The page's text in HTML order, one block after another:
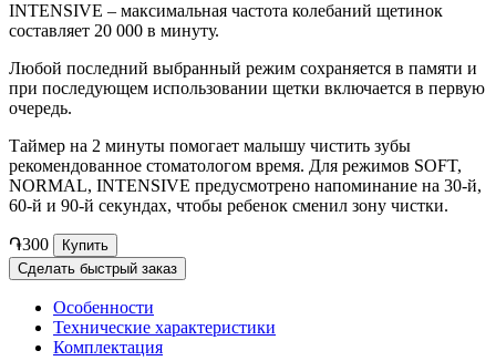
INTENSIVE – максимальная частота колебаний щетинок
составляет 20 000 в минуту.
Любой последний выбранный режим сохраняется в памяти и
при последующем использовании щетки включается в первую
очередь.
Таймер на 2 минуты помогает малышу чистить зубы
рекомендованное стоматологом время. Для режимов SOFT,
NORMAL, INTENSIVE предусмотрено напоминание на 30-й,
60-й и 90-й секундах, чтобы ребенок сменил зону чистки.
֏300
Купить
Сделать быстрый заказ
Особенности
Технические характеристики
Комплектация